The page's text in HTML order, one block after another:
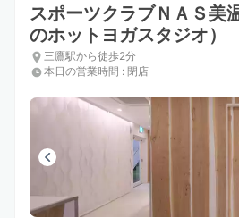
スポーツクラブＮＡＳ美
のホットヨガスタジオ）
三鷹駅から徒歩2分
本日の営業時間 : 閉店